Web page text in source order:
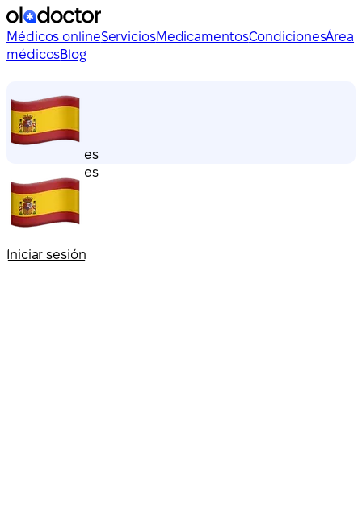
Médicos onlineServiciosMedicamentosCondicionesÁrea
médicosBlog
es
es
Iniciar sesión